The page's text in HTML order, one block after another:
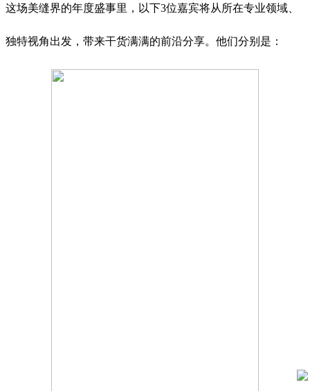
这场美缝界的年度盛事里，以下3位嘉宾将从所在专业领域、
独特视角出发，带来干货满满的前沿分享。他们分别是：